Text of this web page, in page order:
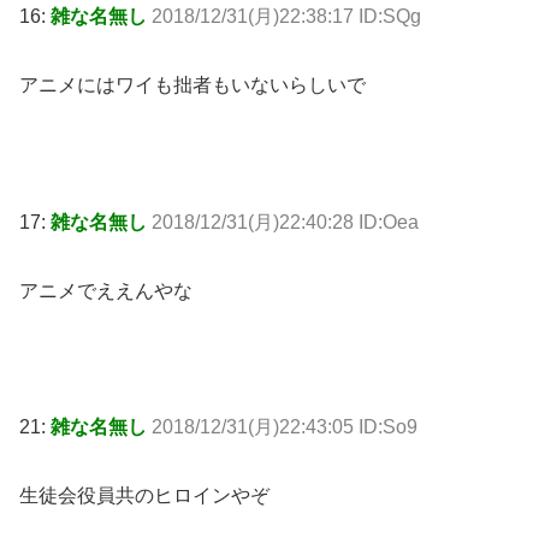
16: 雑な名無し 2018/12/31(月)22:38:17 ID:SQg
アニメにはワイも拙者もいないらしいで
17: 雑な名無し 2018/12/31(月)22:40:28 ID:Oea
アニメでええんやな
21: 雑な名無し 2018/12/31(月)22:43:05 ID:So9
生徒会役員共のヒロインやぞ